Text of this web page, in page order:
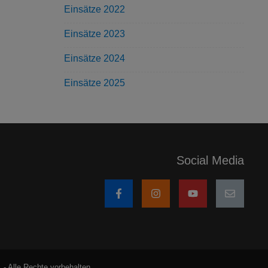
Einsätze 2022
Einsätze 2023
Einsätze 2024
Einsätze 2025
Social Media